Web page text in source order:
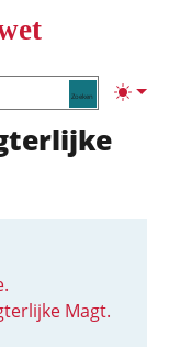
Zoeken
Magt.